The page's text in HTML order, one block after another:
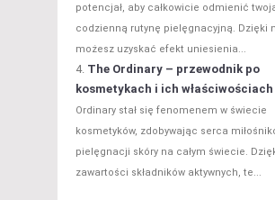
potencjał, aby całkowicie odmienić
codzienną rutynę pielęgnacyjną. Dzięki
możesz uzyskać efekt uniesienia...
The Ordinary – przewodnik po
kosmetykach i ich właściwościach
Ordinary stał się fenomenem w świecie
kosmetyków, zdobywając serca
pielęgnacji skóry na całym świecie.
zawartości składników aktywnych, te...